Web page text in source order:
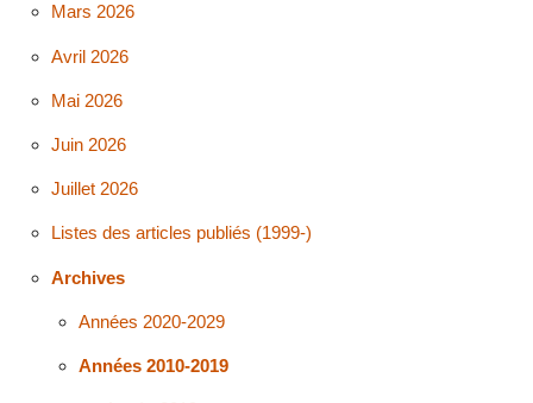
Mars 2026
Avril 2026
Mai 2026
Juin 2026
Juillet 2026
Listes des articles publiés (1999-)
Archives
Années 2020-2029
Années 2010-2019